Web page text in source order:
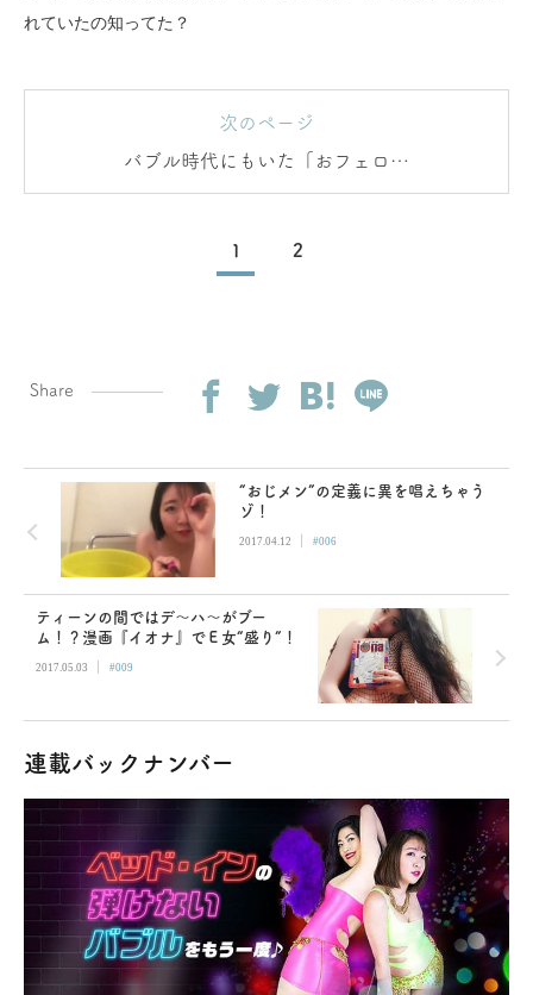
れていたの知ってた？
次のページ
バブル時代にもいた「おフェロ女
子」たち
1 2
Share
“おじメン”の定義に異を唱えちゃう
ゾ！
2017.04.12 | #006
ティーンの間ではデ～ハ～がブー
ム！？漫画『イオナ』でＥ女“盛り”！
2017.05.03 | #009
連載バックナンバー